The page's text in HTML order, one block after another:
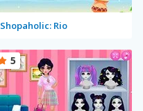
Shopaholic: Rio
5